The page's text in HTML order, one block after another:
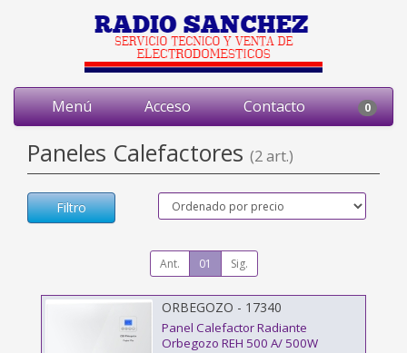
Menú Acceso Contacto 0
Paneles Calefactores (2 art.)
Filtro
Ant. 01 Sig.
ORBEGOZO - 17340
Panel Calefactor Radiante
Orbegozo REH 500 A/ 500W